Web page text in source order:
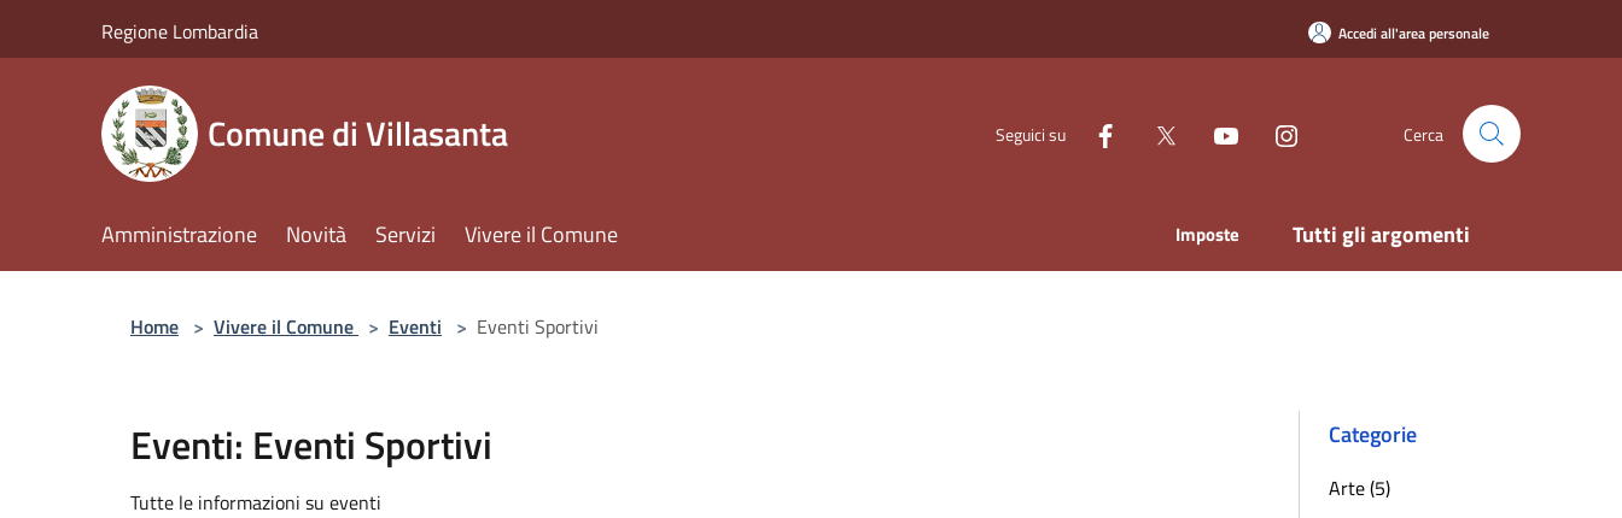
Regione Lombardia Accedi all'area personale
Comune di Villasanta Seguici su Cerca
Amministrazione Novità Servizi Vivere il Comune Imposte Tutti gli argomenti
Home > Vivere il Comune > Eventi > Eventi Sportivi
Eventi: Eventi Sportivi
Tutte le informazioni su eventi
Categorie
Arte (5)